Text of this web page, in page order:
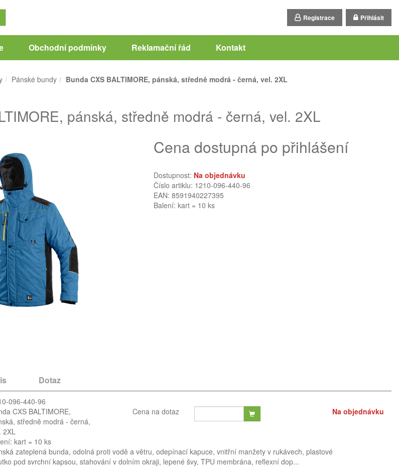
Registrace Přihlásit
Obchodní podmínky Reklamační řád Kontakt
Pánské bundy Bunda CXS BALTIMORE, pánská, středně modrá - černá, vel. 2XL
pánská, středně modrá - černá, vel. 2XL
Cena dostupná po přihlášení
Dostupnost: Na objednávku
Číslo artiklu: 1210-096-440-96
EAN: 8591940227395
Balení: kart = 10 ks
Dotaz
096-440-96
CXS BALTIMORE,
středně modrá - černá,
2XL
kart = 10 ks
Cena na dotaz Na objednávku
zateplená bunda, odolná proti vodě a větru, odepínací kapuce, vnitřní manžety v rukávech, plastové
pod svrchní kapsou, stahování v dolním okraji, lepené švy, TPU membrána, reflexní dop...